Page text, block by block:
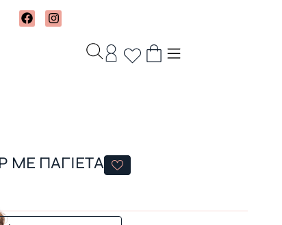
ΜΕ ΠΑΓΙΕΤΑ